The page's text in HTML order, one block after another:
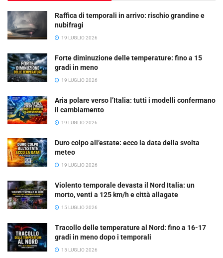
Raffica di temporali in arrivo: rischio grandine e
nubifragi
19 LUGLIO 2026
Forte diminuzione delle temperature: fino a 15
gradi in meno
19 LUGLIO 2026
Aria polare verso l’Italia: tutti i modelli confermano
il cambiamento
19 LUGLIO 2026
Duro colpo all’estate: ecco la data della svolta
meteo
19 LUGLIO 2026
Violento temporale devasta il Nord Italia: un
morto, venti a 125 km/h e città allagate
15 LUGLIO 2026
Tracollo delle temperature al Nord: fino a 16-17
gradi in meno dopo i temporali
15 LUGLIO 2026